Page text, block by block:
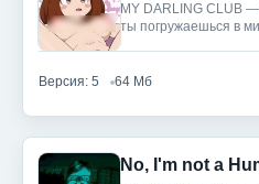
MY DARLING CLUB —
ты погружаешься в
Версия: 5 64 Мб
No, I'm not a